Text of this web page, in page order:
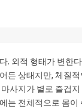
. 외적 형태가 변한
든 상태지만, 체질
사지가 별로 즐겁
는 전체적으로 몸